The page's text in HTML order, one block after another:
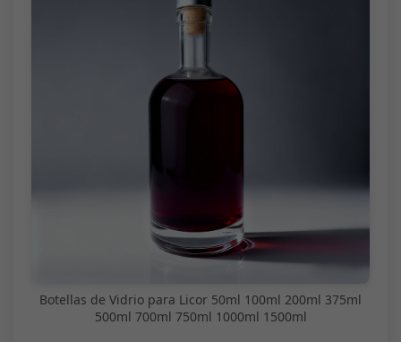
Botellas de Vidrio para Licor 50ml 100ml 200ml 375ml
500ml 700ml 750ml 1000ml 1500ml